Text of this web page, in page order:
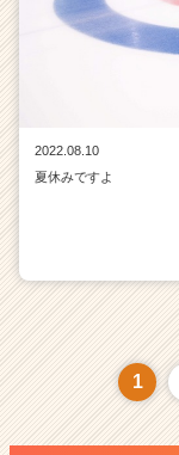
2022.08.10
夏休みですよ
1